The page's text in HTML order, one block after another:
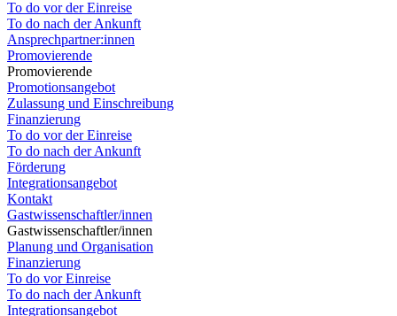
To do vor der Einreise
To do nach der Ankunft
Ansprechpartner:innen
Promovierende
Promovierende
Promotionsangebot
Zulassung und Einschreibung
Finanzierung
To do vor der Einreise
To do nach der Ankunft
Förderung
Integrationsangebot
Kontakt
Gastwissenschaftler/innen
Gastwissenschaftler/innen
Planung und Organisation
Finanzierung
To do vor Einreise
To do nach der Ankunft
Integrationsangebot